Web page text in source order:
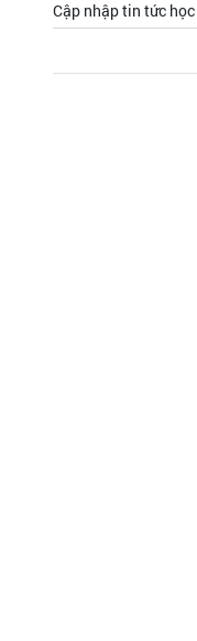
Cập nhập tin tức